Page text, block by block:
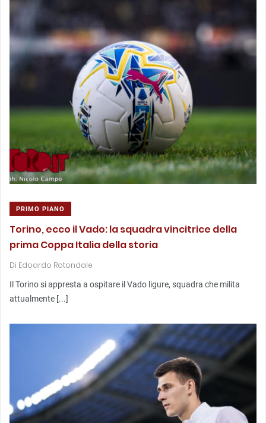
PRIMO PIANO
Torino, ecco il Vado: la squadra vincitrice della
prima Coppa Italia della storia
Di Edoardo Rotondale
Il Torino si appresta a ospitare il Vado ligure, squadra che milita
attualmente [...]